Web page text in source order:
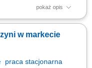
pokaż opis
w markecie
praca stacjonarna